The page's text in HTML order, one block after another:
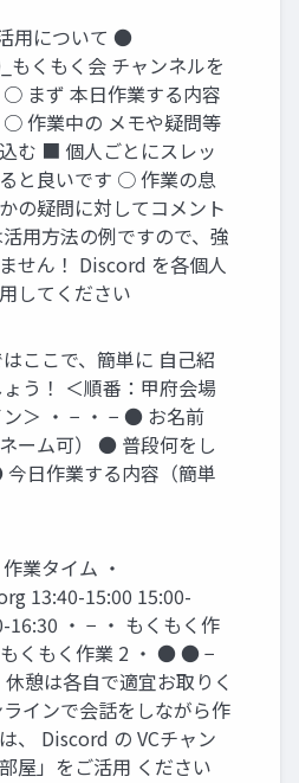
用について ●
もくもく会 チャンネルを
まず 本日作業する内容
○ 作業中の メモや疑問等
む ■ 個人ごとにスレッ
と良いです ○ 作業の息
の疑問に対してコメント
用方法の例ですので、強
せん！ Discord を各個人
してください
ここで、簡単に 自己紹
う！ ＜順番：甲府会場
＞ ・ − ・ − ● お名前
ネーム可） ● 普段何をし
日作業する内容（簡単
業タイム ・
13:40-15:00 15:00-
16:30 ・ − ・ もくもく作
くもく作業 2 ・ ● ● −
憩は各自で適宜お取りく
インで会話をしながら作
、 Discord の VCチャン
屋」をご活用 ください